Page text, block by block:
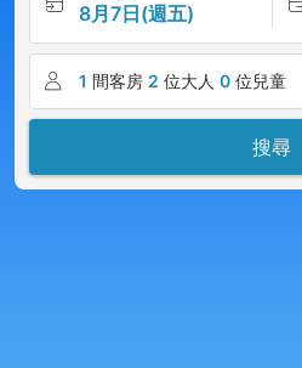
8月7日(週五)
1 間客房 2 位大人 0 位兒童
搜尋